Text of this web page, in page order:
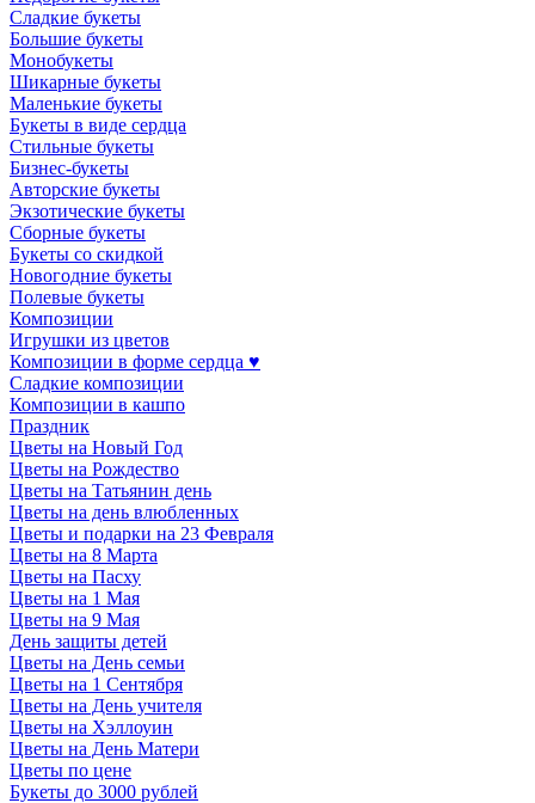
Сладкие букеты
Большие букеты
Монобукеты
Шикарные букеты
Маленькие букеты
Букеты в виде сердца
Стильные букеты
Бизнес-букеты
Авторские букеты
Экзотические букеты
Сборные букеты
Букеты со скидкой
Новогодние букеты
Полевые букеты
Композиции
Игрушки из цветов
Композиции в форме сердца ♥
Сладкие композиции
Композиции в кашпо
Праздник
Цветы на Новый Год
Цветы на Рождество
Цветы на Татьянин день
Цветы на день влюбленных
Цветы и подарки на 23 Февраля
Цветы на 8 Марта
Цветы на Пасху
Цветы на 1 Мая
Цветы на 9 Мая
День защиты детей
Цветы на День семьи
Цветы на 1 Сентября
Цветы на День учителя
Цветы на Хэллоуин
Цветы на День Матери
Цветы по цене
Букеты до 3000 рублей